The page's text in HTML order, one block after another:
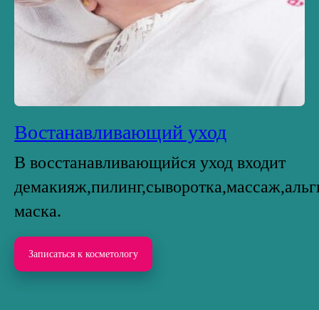
Востанавливающий уход
В восстанавливающийся уход входит
маска.
Записаться к косметологу